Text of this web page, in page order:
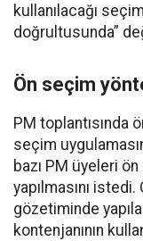
kullanılacağı
doğrultusunda”
Ön seçim
PM toplantısında
seçim
bazı PM üyeleri
yapılmasını
gözetiminde
kontenjanının